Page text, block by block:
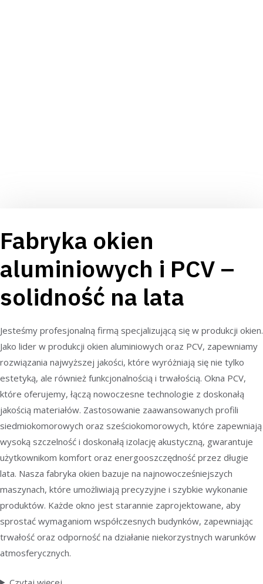
Fabryka okien
aluminiowych i PCV –
solidność na lata
Jesteśmy profesjonalną firmą specjalizującą się w produkcji okien.
Jako lider w produkcji okien aluminiowych oraz PCV, zapewniamy
rozwiązania najwyższej jakości, które wyróżniają się nie tylko
estetyką, ale również funkcjonalnością i trwałością. Okna PCV,
które oferujemy, łączą nowoczesne technologie z doskonałą
jakością materiałów. Zastosowanie zaawansowanych profili
siedmiokomorowych oraz sześciokomorowych, które zapewniają
wysoką szczelność i doskonałą izolację akustyczną, gwarantuje
użytkownikom komfort oraz energooszczędność przez długie
lata. Nasza fabryka okien bazuje na najnowocześniejszych
maszynach, które umożliwiają precyzyjne i szybkie wykonanie
produktów. Każde okno jest starannie zaprojektowane, aby
sprostać wymaganiom współczesnych budynków, zapewniając
trwałość oraz odporność na działanie niekorzystnych warunków
atmosferycznych.